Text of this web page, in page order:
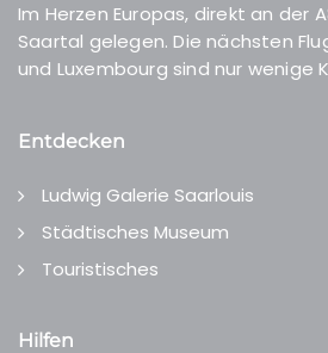
Im Herzen Europas, direkt an der
Saartal gelegen. Die nächsten
und Luxembourg sind nur wenige
Entdecken
Ludwig Galerie Saarlouis
Städtisches Museum
Touristisches
Hilfen